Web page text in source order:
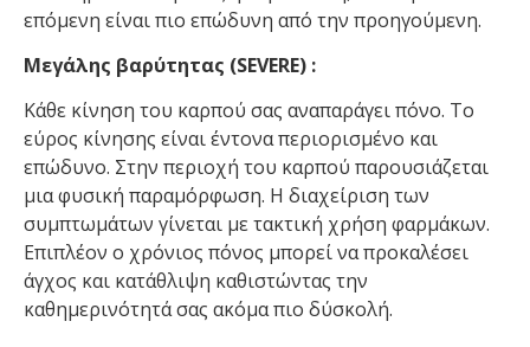
επόμενη είναι πιο επώδυνη από την προηγούμενη.
Μεγάλης βαρύτητας (SEVERE) :
Κάθε κίνηση του καρπού σας αναπαράγει πόνο. Το
εύρος κίνησης είναι έντονα περιορισμένο και
επώδυνο. Στην περιοχή του καρπού παρουσιάζεται
μια φυσική παραμόρφωση. Η διαχείριση των
συμπτωμάτων γίνεται με τακτική χρήση φαρμάκων.
Επιπλέον ο χρόνιος πόνος μπορεί να προκαλέσει
άγχος και κατάθλιψη καθιστώντας την
καθημερινότητά σας ακόμα πιο δύσκολή.